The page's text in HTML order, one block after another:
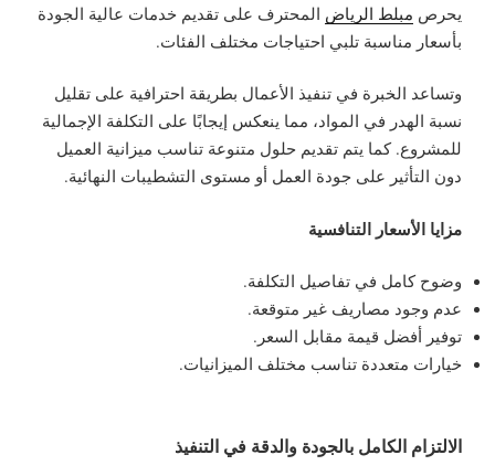
يحرص مبلط الرياض المحترف على تقديم خدمات عالية الجودة
بأسعار مناسبة تلبي احتياجات مختلف الفئات.
وتساعد الخبرة في تنفيذ الأعمال بطريقة احترافية على تقليل
نسبة الهدر في المواد، مما ينعكس إيجابًا على التكلفة الإجمالية
للمشروع. كما يتم تقديم حلول متنوعة تناسب ميزانية العميل
دون التأثير على جودة العمل أو مستوى التشطيبات النهائية.
مزايا الأسعار التنافسية
وضوح كامل في تفاصيل التكلفة.
عدم وجود مصاريف غير متوقعة.
توفير أفضل قيمة مقابل السعر.
خيارات متعددة تناسب مختلف الميزانيات.
الالتزام الكامل بالجودة والدقة في التنفيذ